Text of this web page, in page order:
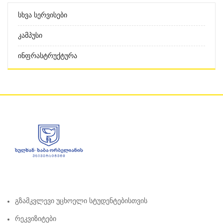
Სხვა Სერვისები
Კამპუსი
Ინფრასტრუქტურა
Გზამკვლევი Უცხოელი Სტუდენტებისთვის
Რეკვიზიტები